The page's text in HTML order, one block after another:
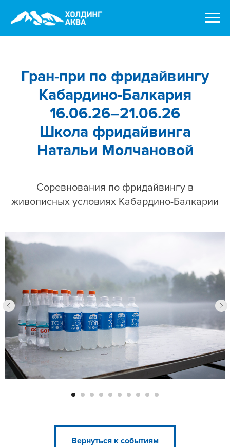
Гран-при по фридайвингу
Кабардино-Балкария
16.06.26–21.06.26
Школа фридайвинга
Натальи Молчановой
Соревнования по фридайвингу в
живописных условиях Кабардино-Балкарии
Вернуться к событиям